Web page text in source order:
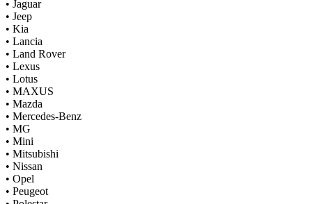
• Jaguar
• Jeep
• Kia
• Lancia
• Land Rover
• Lexus
• Lotus
• MAXUS
• Mazda
• Mercedes-Benz
• MG
• Mini
• Mitsubishi
• Nissan
• Opel
• Peugeot